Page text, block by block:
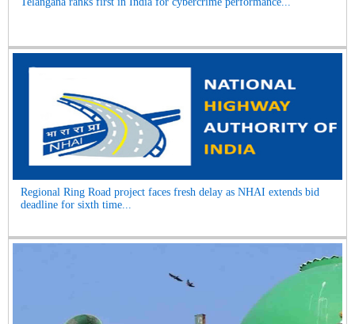
Regional Ring Road project faces fresh delay as NHAI extends bid
deadline for sixth time...